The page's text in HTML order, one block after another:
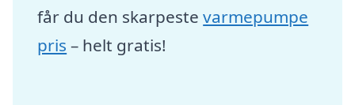
får du den skarpestevarmepumpe
pris – helt gratis!